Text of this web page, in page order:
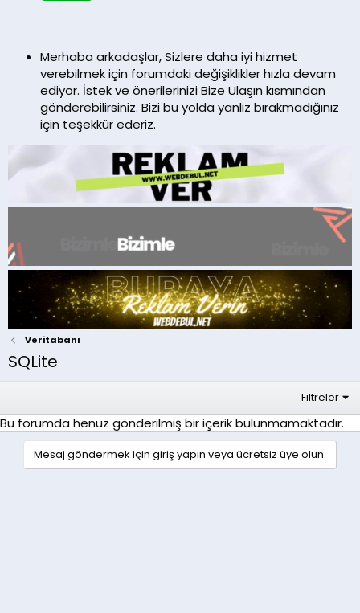
Merhaba arkadaşlar, Sizlere daha iyi hizmet
verebilmek için forumdaki değişiklikler hızla devam
ediyor. İstek ve önerilerinizi Bize Ulaşın kısmından
gönderebilirsiniz. Bizi bu yolda yanlız bırakmadığınız
için teşekkür ederiz.
Veritabanı
SQLite
Filtreler
Bu forumda henüz gönderilmiş bir içerik bulunmamaktadır.
Mesaj göndermek için giriş yapın veya ücretsiz üye olun.